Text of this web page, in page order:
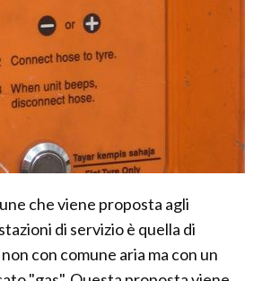
che viene proposta agli
di servizio è quella di
con comune aria ma con un